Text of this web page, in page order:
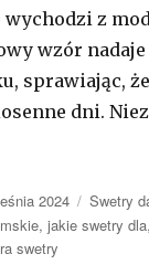
z
wzór
sprawiając,
dni.
2024 Kategorie
Swetry
,jakie swetry dla,
swetry